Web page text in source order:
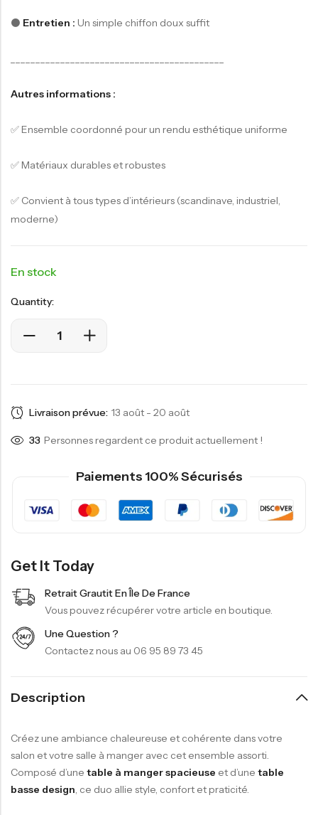
⚫️ Entretien : Un simple chiffon doux suffit
Autres informations :
✅ Ensemble coordonné pour un rendu esthétique uniforme
✅ Matériaux durables et robustes
✅ Convient à tous types d’intérieurs (scandinave, industriel,
moderne)
En stock
Quantity:
Livraison prévue: 13 août - 20 août
37 Personnes regardent ce produit actuellement !
Paiements 100% Sécurisés
Get It Today
Retrait Grautit En Île De France
Vous pouvez récupérer votre article en boutique.
Une Question ?
Contactez nous au 06 95 89 73 45
Description
Créez une ambiance chaleureuse et cohérente dans votre
salon et votre salle à manger avec cet ensemble assorti.
Composé d’une table à manger spacieuse et d’une table
basse design, ce duo allie style, confort et praticité.